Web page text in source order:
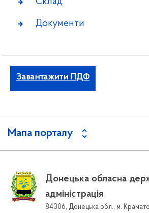
Документи
Завантажити ПДФ
Мапа порталу
Донецька обласна
адміністрація
84306, Донецька обл., м.